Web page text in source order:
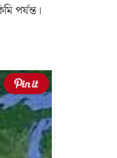
পর্যন্ত।